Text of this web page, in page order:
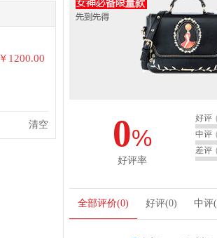
￥1200.00
清空 0%
好评率
好评
中评
差评
全部评价(0) 好评(0) 中评